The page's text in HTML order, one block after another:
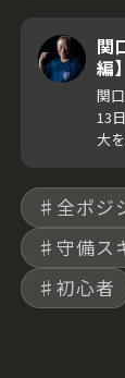
関
編】
関
13
大
♯全ポジ
♯守備ス
♯初心者